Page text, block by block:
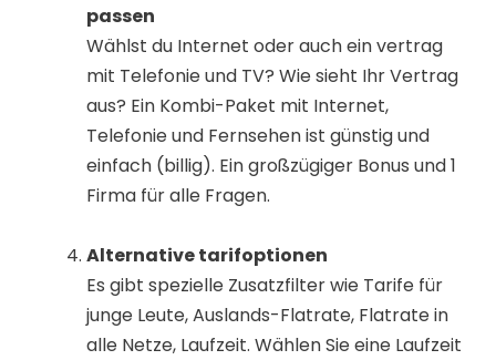
passen
Wählst du Internet oder auch ein vertrag
mit Telefonie und TV? Wie sieht Ihr Vertrag
aus? Ein Kombi-Paket mit Internet,
Telefonie und Fernsehen ist günstig und
einfach (billig). Ein großzügiger Bonus und 1
Firma für alle Fragen.
Alternative tarifoptionen
Es gibt spezielle Zusatzfilter wie Tarife für
junge Leute, Auslands-Flatrate, Flatrate in
alle Netze, Laufzeit. Wählen Sie eine Laufzeit